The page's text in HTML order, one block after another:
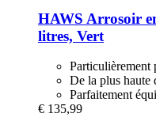
HAWS Arrosoir
litres, Vert
Particulièrement
De la plus haute
Parfaitement
€ 135,99